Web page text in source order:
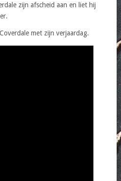
zijn afscheid aan en liet hij
met zijn verjaardag.